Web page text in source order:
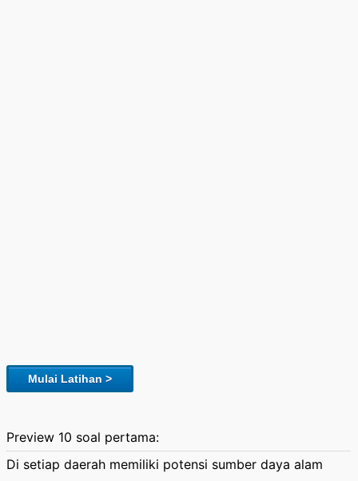
Mulai Latihan >
Preview 10 soal pertama:
Di setiap daerah memiliki potensi sumber daya alam